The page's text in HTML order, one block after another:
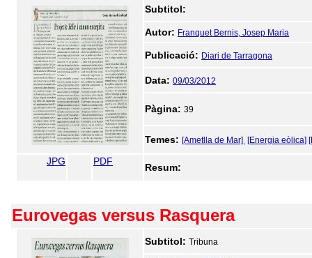
Subtitol:
Autor: Franquet Bernis, Josep Maria
Publicació: Diari de Tarragona
Data: 09/03/2012
Pàgina: 39
Temes: [Ametlla de Mar] [Energia eòlica]
JPG PDF
Resum:
Eurovegas versus Rasquera
Subtitol: Tribuna